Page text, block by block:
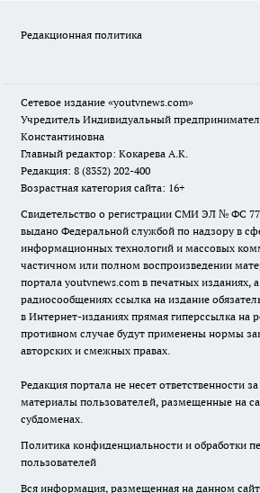
Редакционная политика
Сетевое издание «youtvnews.com»
Учредитель Индивидуальный
Константиновна
Главный редактор: Кокарева А.К.
Редакция: 8 (8352) 202-400
Возрастная категория сайта: 16+
Свидетельство о регистрации СМИ ЭЛ № ФС 77
выдано Федеральной службой по надзору в
информационных технологий и массовых
частичном или полном воспроизведении
портала youtvnews.com в печатных изданиях,
радиосообщениях ссылка на издание
в Интернет-изданиях прямая гиперссылка на
противном случае будут применены нормы
авторских и смежных правах.
Редакция портала не несет ответственности
материалы пользователей, размещенные на
субдоменах.
Политика конфиденциальности и обработки
пользователей
Вся информация, размещенная на данном